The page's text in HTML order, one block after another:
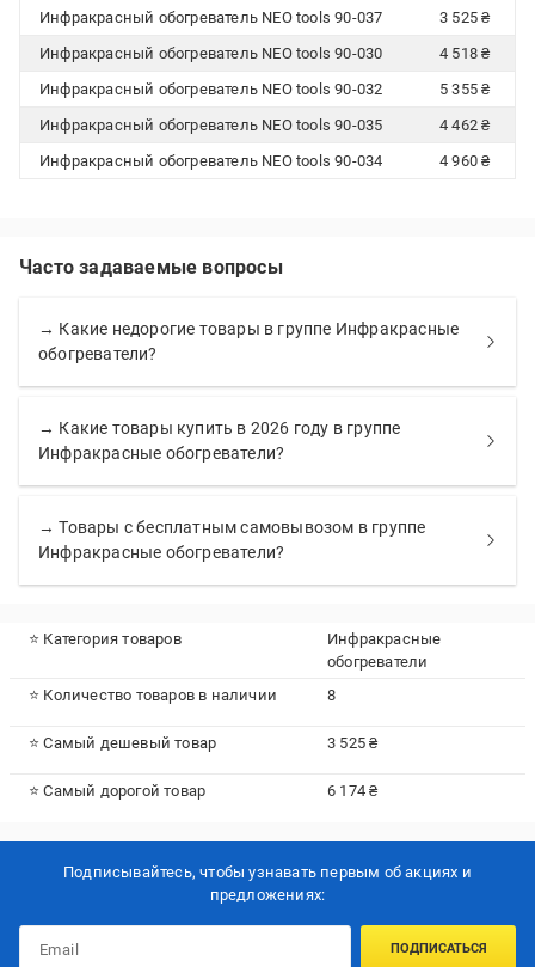
Инфракрасный обогреватель NEO tools 90-037
3 525 ₴
Инфракрасный обогреватель NEO tools 90-030
4 518 ₴
Инфракрасный обогреватель NEO tools 90-032
5 355 ₴
Инфракрасный обогреватель NEO tools 90-035
4 462 ₴
Инфракрасный обогреватель NEO tools 90-034
4 960 ₴
Часто задаваемые вопросы
→ Какие недорогие товары в группе Инфракрасные
обогреватели?
→ Какие товары купить в 2026 году в группе
Инфракрасные обогреватели?
→ Товары с бесплатным самовывозом в группе
Инфракрасные обогреватели?
⭐ Категория товаров
Инфракрасные
обогреватели
⭐ Количество товаров в наличии
8
⭐ Самый дешевый товар 3 525 ₴
⭐ Самый дорогой товар 6 174 ₴
Подписывайтесь, чтобы узнавать первым об акцияx и
предложениях:
ПОДПИСАТЬСЯ